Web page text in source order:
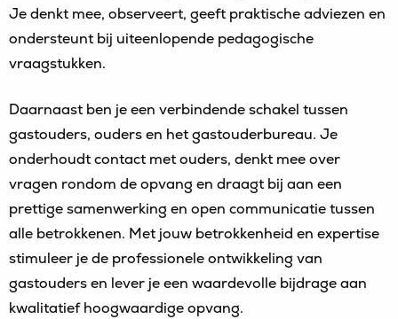
Je denkt mee, observeert, geeft praktische adviezen en
ondersteunt bij uiteenlopende pedagogische
vraagstukken.
Daarnaast ben je een verbindende schakel tussen
gastouders, ouders en het gastouderbureau. Je
onderhoudt contact met ouders, denkt mee over
vragen rondom de opvang en draagt bij aan een
prettige samenwerking en open communicatie tussen
alle betrokkenen. Met jouw betrokkenheid en expertise
stimuleer je de professionele ontwikkeling van
gastouders en lever je een waardevolle bijdrage aan
kwalitatief hoogwaardige opvang.